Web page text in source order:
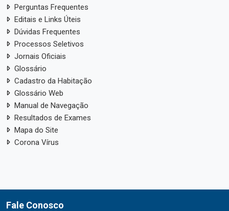
Perguntas Frequentes
Editais e Links Úteis
Dúvidas Frequentes
Processos Seletivos
Jornais Oficiais
Glossário
Cadastro da Habitação
Glossário Web
Manual de Navegação
Resultados de Exames
Mapa do Site
Corona Vírus
Fale Conosco